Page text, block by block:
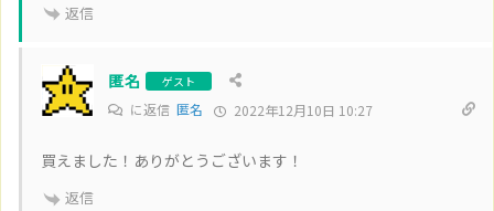
返信
匿名 ゲスト
に返信 匿名 2022年12月10日 10:27
買えました！ありがとうございます！
返信